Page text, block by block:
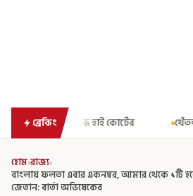
ব্রেকিং থেঁতলানো মাথা-গোপনাঙ্গে রড!
হোম›রাজ্য›
বাংলায় ফলতা এবার একনম্বর, আমার থেকে ১টি
জেতান: বার্তা অভিষেকের